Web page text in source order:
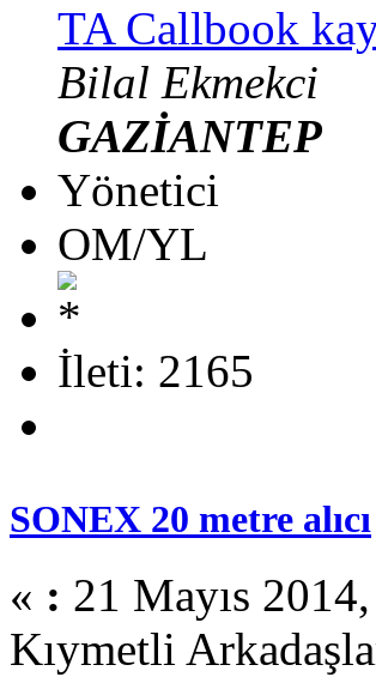
TA Callbook
Bilal Ekmekci
GAZİANTEP
Yönetici
OM/YL
İleti: 2165
SONEX 20 metre alıcı
« : 21 Mayıs
Kıymetli